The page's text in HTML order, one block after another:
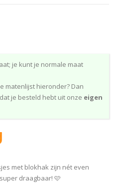
je kunt je normale maat
matenlijst hieronder? Dan
je besteld hebt uit onze eigen
met blokhak zijn nét even
draagbaar! 🩷